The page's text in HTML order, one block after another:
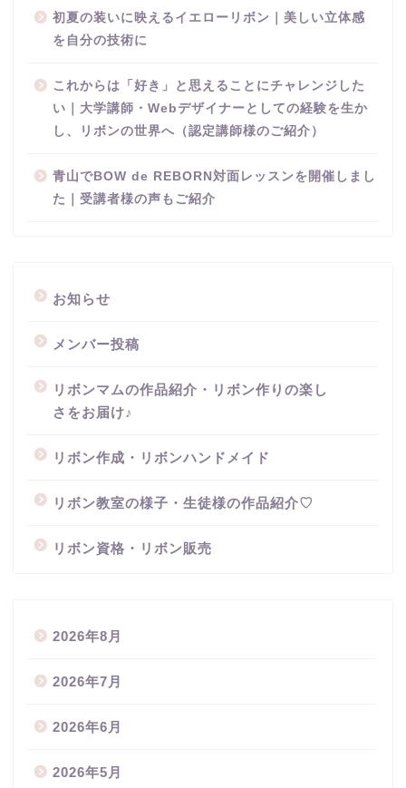
初夏の装いに映えるイエローリボン｜美しい立体感
を自分の技術に
これからは「好き」と思えることにチャレンジした
い｜大学講師・Webデザイナーとしての経験を生か
し、リボンの世界へ（認定講師様のご紹介）
青山でBOW de REBORN対面レッスンを開催しまし
た｜受講者様の声もご紹介
お知らせ
メンバー投稿
リボンマムの作品紹介・リボン作りの楽し
さをお届け♪
リボン作成・リボンハンドメイド
リボン教室の様子・生徒様の作品紹介♡
リボン資格・リボン販売
2026年8月
2026年7月
2026年6月
2026年5月